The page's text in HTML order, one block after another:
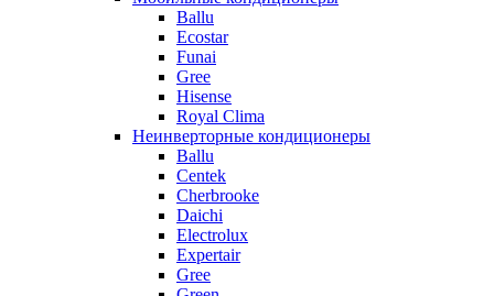
Ballu
Ecostar
Funai
Gree
Hisense
Royal Clima
Неинверторные кондиционеры
Ballu
Centek
Cherbrooke
Daichi
Electrolux
Expertair
Gree